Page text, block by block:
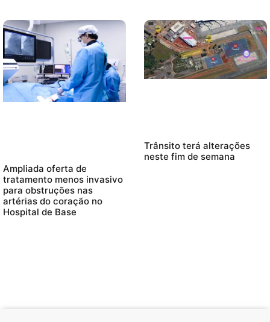
Ampliada oferta de
tratamento menos invasivo
para obstruções nas
artérias do coração no
Hospital de Base
Trânsito terá alterações
neste fim de semana